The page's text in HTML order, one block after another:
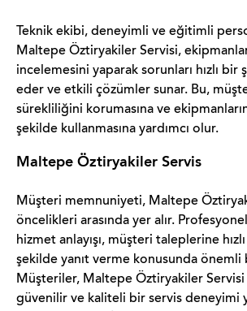
Teknik ekibi, deneyimli ve eğitimli
Maltepe Öztiryakiler Servisi,
incelemesini yaparak sorunları hızlı bir
eder ve etkili çözümler sunar. Bu,
sürekliliğini korumasına ve
şekilde kullanmasına yardımcı olur.
Maltepe Öztiryakiler Servis
Müşteri memnuniyeti, Maltepe
öncelikleri arasında yer alır.
hizmet anlayışı, müşteri taleplerine
şekilde yanıt verme konusunda önemli
Müşteriler, Maltepe Öztiryakiler Servisi
güvenilir ve kaliteli bir servis deneyimi